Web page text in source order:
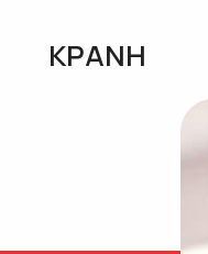
ΚΡΑΝΗ